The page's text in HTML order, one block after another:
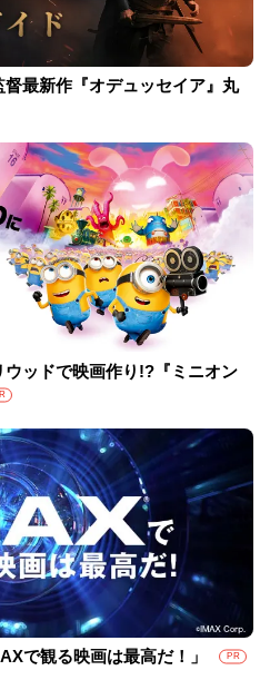
最新作『オデュッセイア』丸
ウッドで映画作り!?『ミニオン
で観る映画は最高だ！」 PR